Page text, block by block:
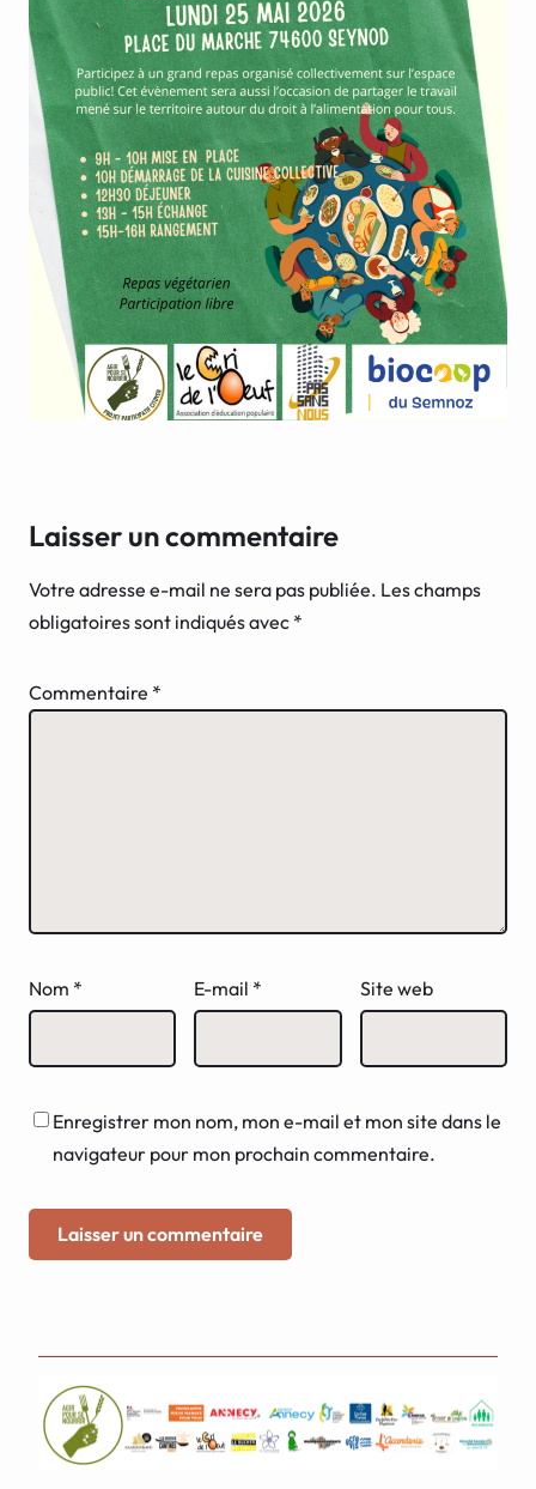
Laisser un commentaire
Votre adresse e-mail ne sera pas publiée. Les champs
obligatoires sont indiqués avec *
Commentaire *
Nom * E-mail * Site web
Enregistrer mon nom, mon e-mail et mon site dans le
navigateur pour mon prochain commentaire.